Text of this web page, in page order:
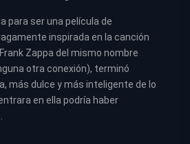
para ser una película de
inspirada en la canción
Zappa del mismo nombre
otra conexión), terminó
más dulce y más inteligente de lo
en ella podría haber